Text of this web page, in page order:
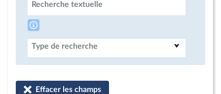
Recherche textuelle
Type de recherche
Effacer les champs